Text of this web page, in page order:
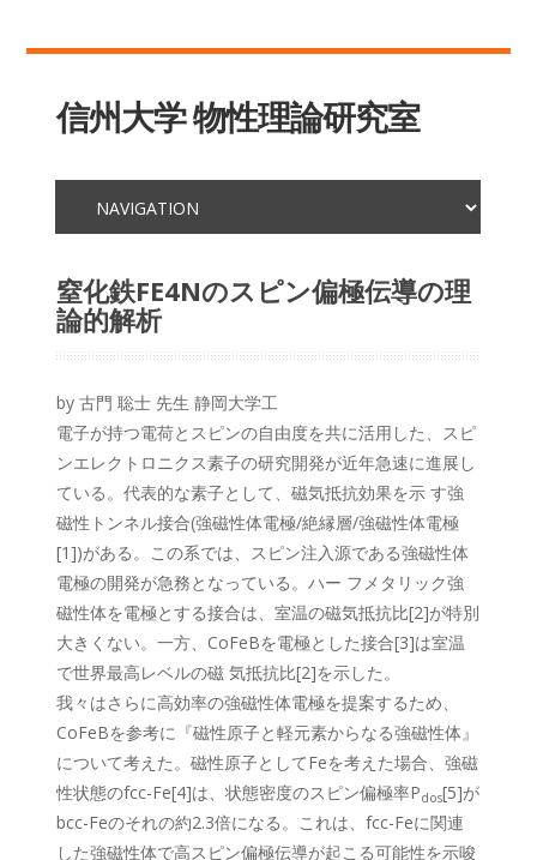
信州大学 物性理論研究室
窒化鉄FE4Nのスピン偏極伝導の理
論的解析
by 古門 聡士 先生 静岡大学工
電子が持つ電荷とスピンの自由度を共に活用した、スピ
ンエレクトロニクス素子の研究開発が近年急速に進展し
ている。代表的な素子として、磁気抵抗効果を示 す強
磁性トンネル接合(強磁性体電極/絶縁層/強磁性体電極
[1])がある。この系では、スピン注入源である強磁性体
電極の開発が急務となっている。ハー フメタリック強
磁性体を電極とする接合は、室温の磁気抵抗比[2]が特別
大きくない。一方、CoFeBを電極とした接合[3]は室温
で世界最高レベルの磁 気抵抗比[2]を示した。
我々はさらに高効率の強磁性体電極を提案するため、
CoFeBを参考に『磁性原子と軽元素からなる強磁性体』
について考えた。磁性原子としてFeを考えた場合、強磁
性状態のfcc-Fe[4]は、状態密度のスピン偏極率Pdos[5]が
bcc-Feのそれの約2.3倍になる。これは、fcc-Feに関連
した強磁性体で高スピン偏極伝導が起こる可能性を示唆